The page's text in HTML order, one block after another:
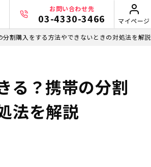
お問い合わせ先
03-4330-3466 マイページ
割購入をする方法やできないときの対処法を解説
る？携帯の分割
法を解説